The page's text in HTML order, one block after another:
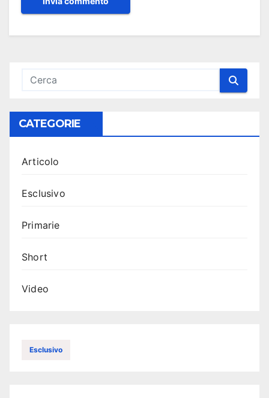
CATEGORIE
Articolo
Esclusivo
Primarie
Short
Video
Esclusivo